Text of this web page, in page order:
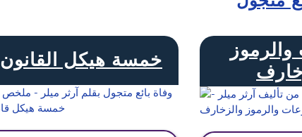
خمسة هيكل القانون